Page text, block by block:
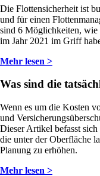
Die Flottensicherheit ist
und für einen
sind 6 Möglichkeiten, wie
im Jahr 2021 im Griff
Mehr lesen >
Was sind die
Wenn es um die Kosten
und
Dieser Artikel befasst
die unter der Oberfläche
Planung zu erhöhen.
Mehr lesen >